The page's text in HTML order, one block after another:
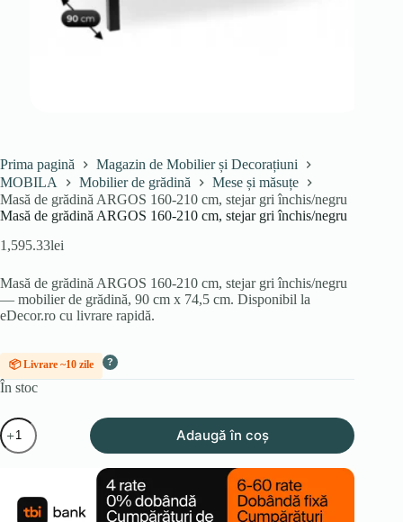
Prima pagină
Magazin de Mobilier și Decorațiuni
MOBILA
Mobilier de grădină
Mese și măsuțe
Masă de grădină ARGOS 160-210 cm, stejar gri închis/negru
Masă de grădină ARGOS 160-210 cm, stejar gri închis/negru
1,595.33lei
Masă de grădină ARGOS 160-210 cm, stejar gri închis/negru
— mobilier de grădină, 90 cm x 74,5 cm. Disponibil la
eDecor.ro cu livrare rapidă.
📦 Livrare ~10 zile ?
În stoc
Cantitate
Masă
de
160-
Adaugă în coș